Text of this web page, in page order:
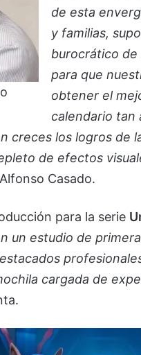
de esta
y familias,
burocrático
para que
obtener el
calendario tan
creces los logros de
de efectos
Casado.
para la serie
un estudio de
cargada de